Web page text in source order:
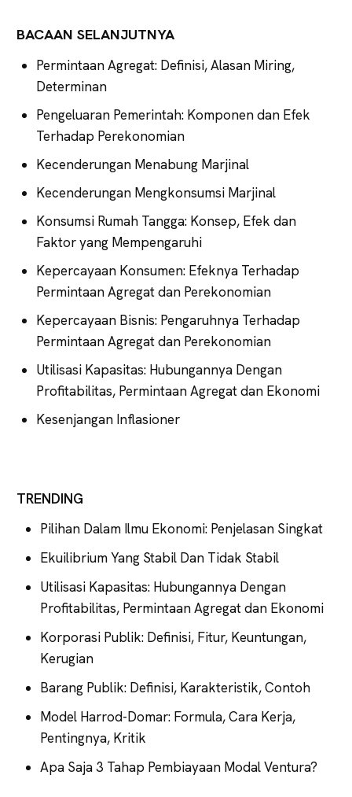
BACAAN SELANJUTNYA
Permintaan Agregat: Definisi, Alasan Miring,
Determinan
Pengeluaran Pemerintah: Komponen dan Efek
Terhadap Perekonomian
Kecenderungan Menabung Marjinal
Kecenderungan Mengkonsumsi Marjinal
Konsumsi Rumah Tangga: Konsep, Efek dan
Faktor yang Mempengaruhi
Kepercayaan Konsumen: Efeknya Terhadap
Permintaan Agregat dan Perekonomian
Kepercayaan Bisnis: Pengaruhnya Terhadap
Permintaan Agregat dan Perekonomian
Utilisasi Kapasitas: Hubungannya Dengan
Profitabilitas, Permintaan Agregat dan Ekonomi
Kesenjangan Inflasioner
TRENDING
Pilihan Dalam Ilmu Ekonomi: Penjelasan Singkat
Ekuilibrium Yang Stabil Dan Tidak Stabil
Utilisasi Kapasitas: Hubungannya Dengan
Profitabilitas, Permintaan Agregat dan Ekonomi
Korporasi Publik: Definisi, Fitur, Keuntungan,
Kerugian
Barang Publik: Definisi, Karakteristik, Contoh
Model Harrod-Domar: Formula, Cara Kerja,
Pentingnya, Kritik
Apa Saja 3 Tahap Pembiayaan Modal Ventura?